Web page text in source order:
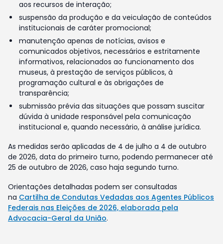
aos recursos de interação;
suspensão da produção e da veiculação de conteúdos
institucionais de caráter promocional;
manutenção apenas de notícias, avisos e
comunicados objetivos, necessários e estritamente
informativos, relacionados ao funcionamento dos
museus, à prestação de serviços públicos, à
programação cultural e às obrigações de
transparência;
submissão prévia das situações que possam suscitar
dúvida à unidade responsável pela comunicação
institucional e, quando necessário, à análise jurídica.
As medidas serão aplicadas de 4 de julho a 4 de outubro
de 2026, data do primeiro turno, podendo permanecer até
25 de outubro de 2026, caso haja segundo turno.
Orientações detalhadas podem ser consultadas
na Cartilha de Condutas Vedadas aos Agentes Públicos
Federais nas Eleições de 2026, elaborada pela
Advocacia-Geral da União.